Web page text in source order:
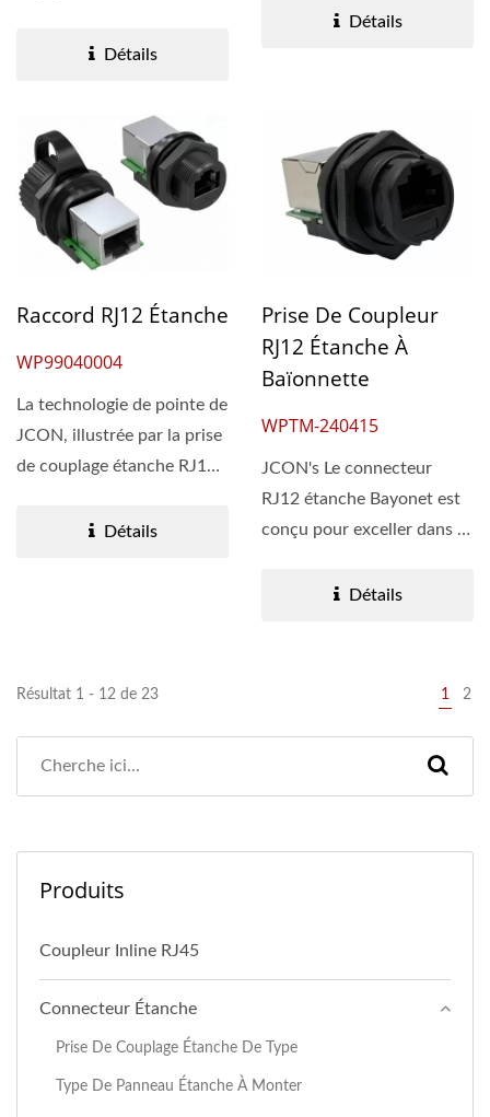
Détails
Détails
Raccord RJ12 Étanche
WP99040004
La technologie de pointe de
JCON, illustrée par la prise
de couplage étanche RJ12,
Détails
Prise De Coupleur
RJ12 Étanche À
Baïonnette
WPTM-240415
JCON's Le connecteur
RJ12 étanche Bayonet est
conçu pour exceller dans la
Détails
Résultat 1 - 12 de 23 1 2
Produits
Coupleur Inline RJ45
Connecteur Étanche
Prise De Couplage Étanche De Type
Type De Panneau Étanche À Monter